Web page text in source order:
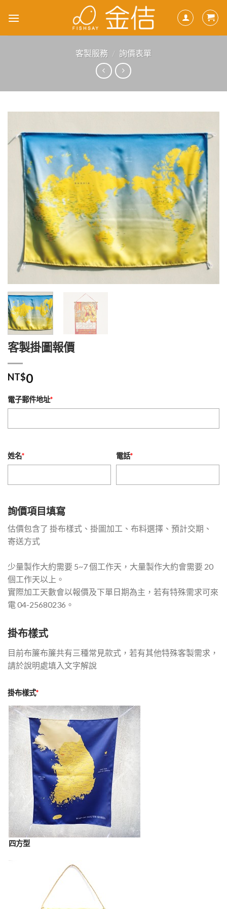
客製服務 / 詢價表單
客製掛圖報價
NT$0
電子郵件地址*
姓名* 電話*
詢價項目填寫
估價包含了 掛布樣式、掛圖加工、布料選擇、預計交期、
寄送方式
少量製作大約需要 5~7 個工作天，大量製作大約會需要 20
個工作天以上。
實際加工天數會以報價及下單日期為主，若有特殊需求可來
電 04-25680236。
掛布樣式
目前布簾布簾共有三種常見款式，若有其他特殊客製需求，
請於說明處填入文字解說
掛布樣式*
四方型